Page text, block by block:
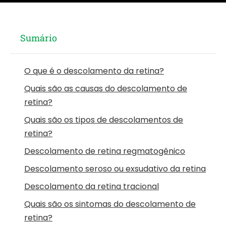
Sumário
O que é o descolamento da retina?
Quais são as causas do descolamento de
retina?
Quais são os tipos de descolamentos de
retina?
Descolamento de retina regmatogênico
Descolamento seroso ou exsudativo da retina
Descolamento da retina tracional
Quais são os sintomas do descolamento de
retina?